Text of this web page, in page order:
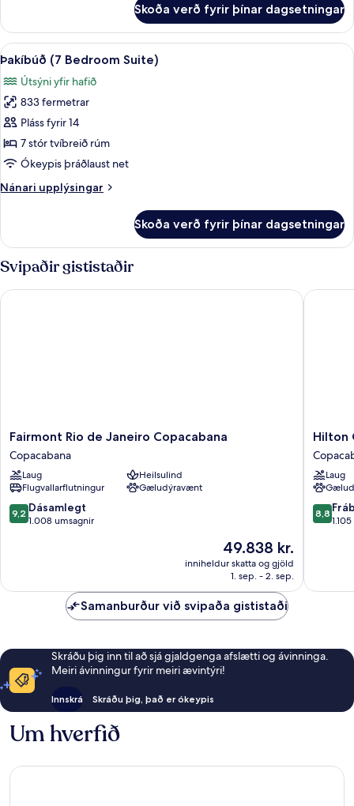
(Ocean
and
Pool
View)
svíta
1
svefnherbergi
(Ocean
and
View)
Skoða verð fyrir þínar dagsetningar
Skoða
allar
myndir
fyrir
Þakíbúð
(7
Bedroom
Rúmföt af bestu gerð, míníbar,
12
Þakíbúð (7 Bedroom Suite)
Útsýni yfir hafið
833 fermetrar
Pláss fyrir 14
7 stór tvíbreið rúm
Ókeypis þráðlaust net
Nánari upplýsingar
Nánari
(7
Bedroom
Suite)
Skoða verð fyrir þínar dagsetningar
Svipaðir gististaðir
Fairmont
Rio
de
Janeiro
Copacabana
Copacabana
Fairmont Rio de Janeiro Copacabana
Copacabana
Laug
Heilsulind
Flugvallarflutningur
Gæludýravænt
9.2
af
9,2 Dásamlegt
1.008 umsagnir
Verðið
er
49.838 kr.
49.838 kr.
inniheldur skatta og gjöld
1. sep. - 2. sep.
Fairmont Rio de Janeiro Copacabana
Hilton
Rio
de
Janeiro
Hilton
Laug
8.8
af
8,8
Hilton
Samanburður við svipaða gististaði
Skráðu þig inn til að sjá gjaldgenga afslætti og ávinninga.
Meiri ávinningur fyrir meiri ævintýri!
Innskrá Skráðu þig, það er ókeypis
Um hverfið